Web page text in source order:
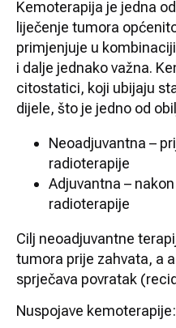
Kemoterapija je jedna
liječenje tumora
primjenjuje u
i dalje jednako važna.
citostatici, koji ubijaju
dijele, što je jedno od
Neoadjuvantna –
radioterapije
Adjuvantna –
radioterapije
Cilj neoadjuvantne
tumora prije zahvata, a
sprječava povratak
Nuspojave kemoterapije: